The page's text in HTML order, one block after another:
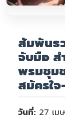
สัมพันธ
จับมือ ส
พรมชุม
สมัครใ
วันที่: 27 เม